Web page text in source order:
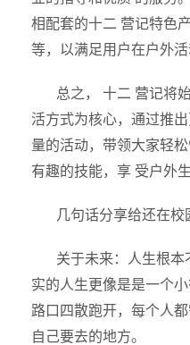
相配套的十二 营记特色
等，以满足用户在户外活
总之， 十二 营记将
活方式为核心，通过推
量的活动，带领大家轻
有趣的技能，享 受户外
几句话分享给还在校
关于未来：人生根
实的人生更像是是一个
路口四散跑开，每个人
自己要去的地方。